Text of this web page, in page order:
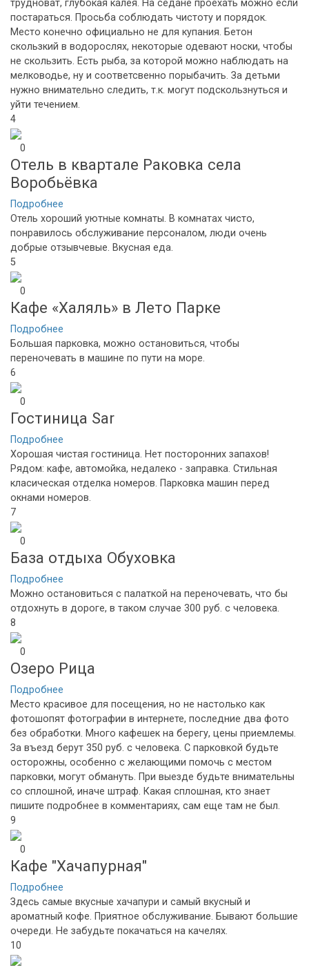
трудноват, глубокая калея. На седане проехать можно если
постараться. Просьба соблюдать чистоту и порядок.
Место конечно официально не для купания. Бетон
скользкий в водорослях, некоторые одевают носки, чтобы
не скользить. Есть рыба, за которой можно наблюдать на
мелководье, ну и соответсвенно порыбачить. За детьми
нужно внимательно следить, т.к. могут подскользнуться и
уйти течением.
4
0
Отель в квартале Раковка села
Воробьёвка
Подробнее
Отель хороший уютные комнаты. В комнатах чисто,
понравилось обслуживание персоналом, люди очень
добрые отзывчевые. Вкусная еда.
5
0
Кафе «Халяль» в Лето Парке
Подробнее
Большая парковка, можно остановиться, чтобы
переночевать в машине по пути на море.
6
0
Гостиница Sar
Подробнее
Хорошая чистая гостиница. Нет посторонних запахов!
Рядом: кафе, автомойка, недалеко - заправка. Стильная
класическая отделка номеров. Парковка машин перед
окнами номеров.
7
0
База отдыха Обуховка
Подробнее
Можно остановиться с палаткой на переночевать, что бы
отдохнуть в дороге, в таком случае 300 руб. с человека.
8
0
Озеро Рица
Подробнее
Место красивое для посещения, но не настолько как
фотошопят фотографии в интернете, последние два фото
без обработки. Много кафешек на берегу, цены приемлемы.
За въезд берут 350 руб. с человека. С парковкой будьте
осторожны, особенно с желающими помочь с местом
парковки, могут обмануть. При выезде будьте внимательны
со сплошной, иначе штраф. Какая сплошная, кто знает
пишите подробнее в комментариях, сам еще там не был.
9
0
Кафе "Хачапурная"
Подробнее
Здесь самые вкусные хачапури и самый вкусный и
ароматный кофе. Приятное обслуживание. Бывают большие
очереди. Не забудьте покачаться на качелях.
10